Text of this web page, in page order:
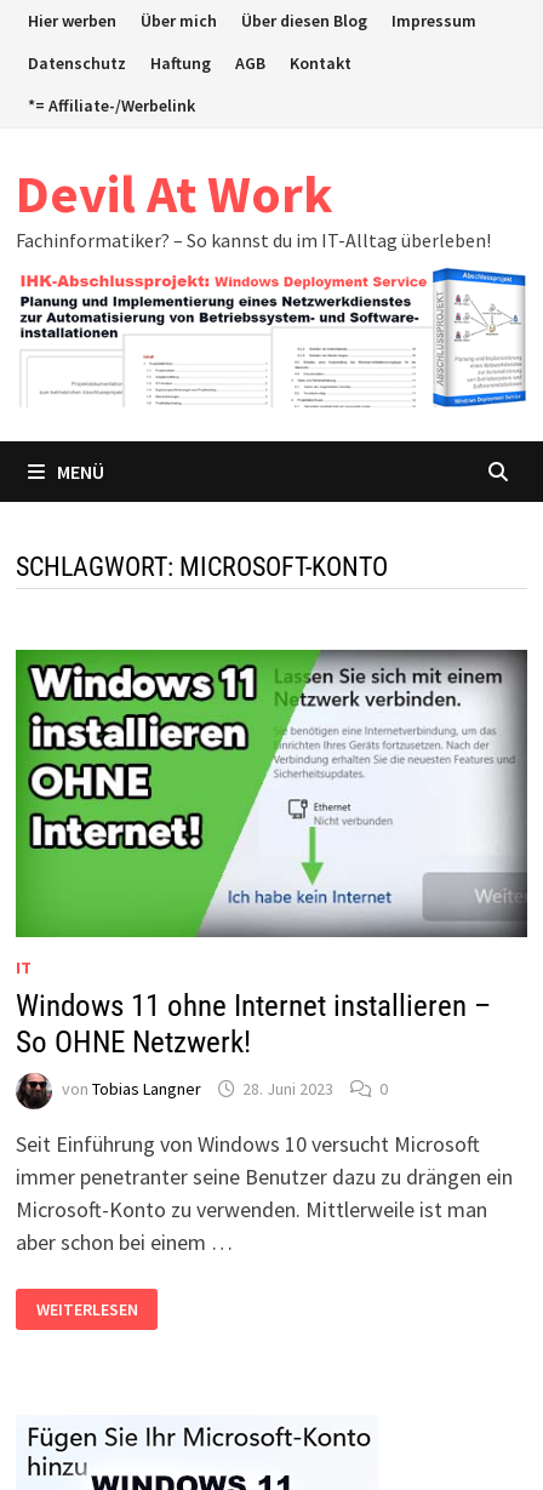
ZumHier werben Über mich Über diesen Blog
Impressum
Datenschutz
Haftung AGB
Kontakt
*= Affiliate-/Werbelink
Devil At Work
Fachinformatiker? – So kannst du im IT-Alltag überleben!
MENÜ
SCHLAGWORT: MICROSOFT-KONTO
IT
Windows 11 ohne Internet installieren –
So OHNE Netzwerk!
von Tobias Langner 28. Juni 2023 0
Seit Einführung von Windows 10 versucht Microsoft
immer penetranter seine Benutzer dazu zu drängen ein
Microsoft-Konto zu verwenden. Mittlerweile ist man
aber schon bei einem …
11
OHNE
NETZWERK!
WEITERLESEN